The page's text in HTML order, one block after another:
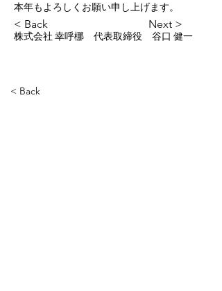
< Back Next >
本年もよろしくお願い申し上げます。
株式会社 幸呼梛　代表取締役　谷口 健一
< Back